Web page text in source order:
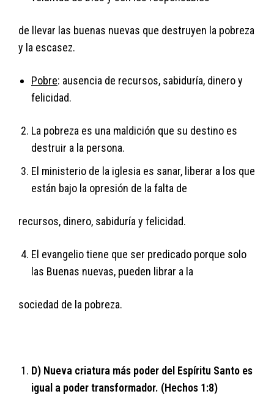
de llevar las buenas nuevas que destruyen la pobreza
y la escasez.
Pobre: ausencia de recursos, sabiduría, dinero y
felicidad.
La pobreza es una maldición que su destino es
destruir a la persona.
El ministerio de la iglesia es sanar, liberar a los que
están bajo la opresión de la falta de
recursos, dinero, sabiduría y felicidad.
El evangelio tiene que ser predicado porque solo
las Buenas nuevas, pueden librar a la
sociedad de la pobreza.
D) Nueva criatura más poder del Espíritu Santo es
igual a poder transformador. (Hechos 1:8)